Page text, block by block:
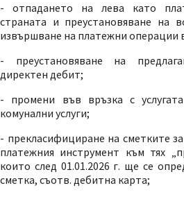
- отпадането на лева като
страната и преустановяване на
извършване на платежни операции
- преустановяване на
директен дебит;
- промени във връзка с
комунални услуги;
- прекласифициране на сметките
платежния инструмент към тях
които след 01.01.2026 г. ще се
сметка, съотв. дебитна карта;